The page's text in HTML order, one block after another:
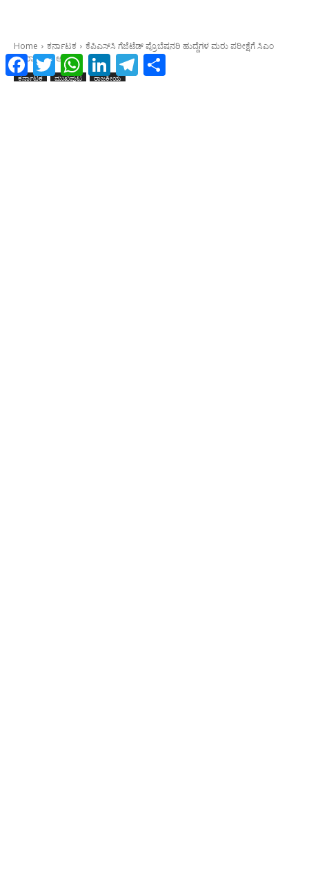
Facebook
Twitter WhatsAppLinkedInTelegram